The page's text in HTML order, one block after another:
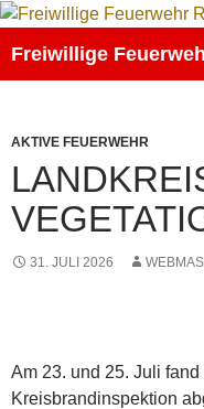
Zum
springen
Freiwillige
AKTIVE FEUERWEHR
31. JULI 2026
Am 23. und 25. Juli
Kreisbrandinspektion